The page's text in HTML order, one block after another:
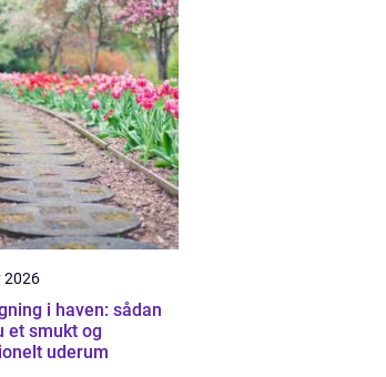
2026
i haven: sådan
et smukt og
uderum